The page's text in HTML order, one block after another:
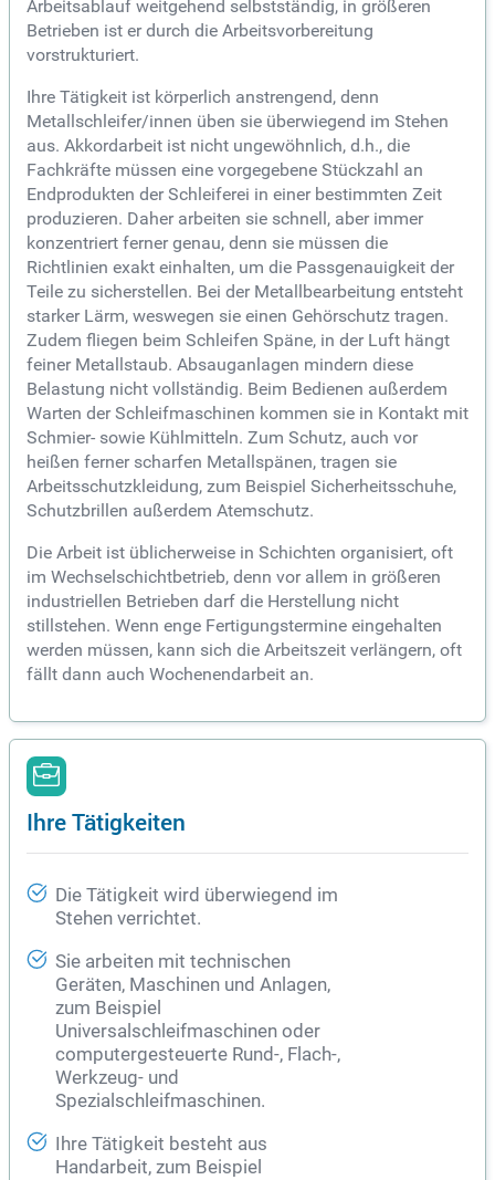
Arbeitsablauf weitgehend selbstständig, in größeren
Betrieben ist er durch die Arbeitsvorbereitung
vorstrukturiert.
Ihre Tätigkeit ist körperlich anstrengend, denn
Metallschleifer/innen üben sie überwiegend im Stehen
aus. Akkordarbeit ist nicht ungewöhnlich, d.h., die
Fachkräfte müssen eine vorgegebene Stückzahl an
Endprodukten der Schleiferei in einer bestimmten Zeit
produzieren. Daher arbeiten sie schnell, aber immer
konzentriert ferner genau, denn sie müssen die
Richtlinien exakt einhalten, um die Passgenauigkeit der
Teile zu sicherstellen. Bei der Metallbearbeitung entsteht
starker Lärm, weswegen sie einen Gehörschutz tragen.
Zudem fliegen beim Schleifen Späne, in der Luft hängt
feiner Metallstaub. Absauganlagen mindern diese
Belastung nicht vollständig. Beim Bedienen außerdem
Warten der Schleifmaschinen kommen sie in Kontakt mit
Schmier- sowie Kühlmitteln. Zum Schutz, auch vor
heißen ferner scharfen Metallspänen, tragen sie
Arbeitsschutzkleidung, zum Beispiel Sicherheitsschuhe,
Schutzbrillen außerdem Atemschutz.
Die Arbeit ist üblicherweise in Schichten organisiert, oft
im Wechselschichtbetrieb, denn vor allem in größeren
industriellen Betrieben darf die Herstellung nicht
stillstehen. Wenn enge Fertigungstermine eingehalten
werden müssen, kann sich die Arbeitszeit verlängern, oft
fällt dann auch Wochenendarbeit an.
Ihre Tätigkeiten
Die Tätigkeit wird überwiegend im
Stehen verrichtet.
Sie arbeiten mit technischen
Geräten, Maschinen und Anlagen,
zum Beispiel
Universalschleifmaschinen oder
computergesteuerte Rund-, Flach-,
Werkzeug- und
Spezialschleifmaschinen.
Ihre Tätigkeit besteht aus
Handarbeit, zum Beispiel